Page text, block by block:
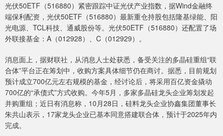
光伏50ETF（516880）紧密跟踪中证光伏产业指数，据Wind金融终
端保利配资，光伏50ETF（516880）最新重仓持股包括隆基绿能、阳
光电源、TCL科技、通威股份等。光伏50ETF（516880）还配置了场
外联接基金：A（012928）、C（012929）。
消息面上，据财联社，从消息人士处获悉，备受关注的多晶硅重组“联
合体”平台正在筹划中，收购方案具体细节仍在商讨。据悉，目前规划
预计成立700亿元左右规模的基金，经讨论后，将采用百亿资金撬动
700亿的“承债式”方式收购。今年5月，多家多晶硅龙头企业筹划发起
并购重组；近日有消息称，10月28日，硅料龙头企业协鑫集团董事长
朱共山表示，17家龙头企业已基本同意搭建联合体，预计于2025年内
完成。